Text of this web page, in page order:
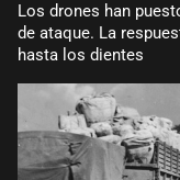
Los drones han
de ataque. La
hasta los dientes